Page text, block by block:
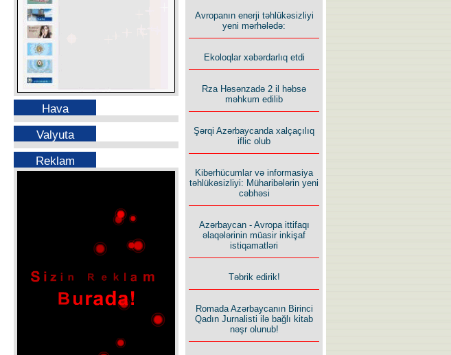
Hava
Valyuta
Reklam
Avropanın enerji təhlükəsizliyi
yeni mərhələdə:
Ekoloqlar xəbərdarlıq etdi
Rza Həsənzadə 2 il həbsə
məhkum edilib
Şərqi Azərbaycanda xalçaçılıq
iflic olub
Kiberhücumlar və informasiya
təhlükəsizliyi: Müharibələrin yeni
cəbhəsi
Azərbaycan - Avropa ittifaqı
əlaqələrinin müasir inkişaf
istiqamatləri
Təbrik edirik!
Romada Azərbaycanın Birinci
Qadın Jurnalisti ilə bağlı kitab
nəşr olunub!